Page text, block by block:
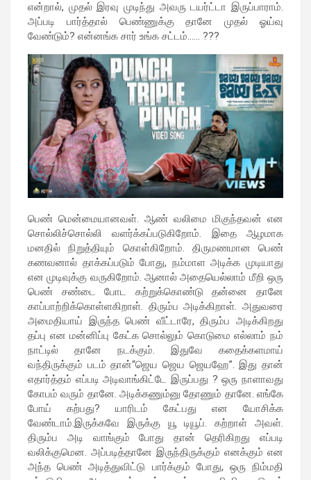
என்றால், முதல் இரவு முடிந்து அவரு டயர்ட்டா இருப்பாராம்.
அப்படி பார்த்தால் பெண்ணுக்கு தானே முதல் ஓய்வு
வேண்டும்? என்னங்க சார் உங்க சட்டம்…… ???
பெண் மென்மையானவள். ஆண் வலிமை மிகுந்தவன் என
சொல்லிச்சொல்லி வளர்க்கப்படுகிறோம். இதை ஆழமாக
மனதில் நிறுத்தியும் கொள்கிறோம். திருமணமான பெண்
கணவனால் தாக்கப்படும் போது, நம்மாள அடிக்க முடியாது
என முடிவுக்கு வருகிறோம். ஆனால் அதையெல்லாம் மீறி ஒரு
பெண் சண்டை போட கற்றுக்கொண்டு தன்னை தானே
காப்பாற்றிக்கொள்ளகிறாள். திரும்ப அடிக்கிறாள். அதுவரை
அமைதியாய் இருந்த பெண் வீட்டாரே, திரும்ப அடிக்கிறது
தப்பு என மன்னிப்பு கேட்க சொல்லும் கொடுமை எல்லாம் நம்
நாட்டில் தானே நடக்கும். இதுவே கதைக்களமாய்
வந்திருக்கும் படம் தான்“ஜெய ஜெய ஜெயஹே”. இது தான்
எதார்த்தம் எப்படி அடிவாங்கிட்டே இருப்பது ? ஒரு நாளாவது
கோபம் வரும் தானே. அடிக்கணும்னு தோணும் தானே. எங்கே
போய் கற்பது? யாரிடம் கேட்பது என யோசிக்க
வேண்டாம்.இருக்கவே இருக்கு யூ டியூப். கற்றாள் அவள்.
திரும்ப அடி வாங்கும் போது தான் தெரிகிறது எப்படி
வலிக்குமென. அப்படித்தானே இருந்திருக்கும் எனக்கும் என
அந்த பெண் அடித்துவிட்டு பார்க்கும் போது, ஒரு நிம்மதி